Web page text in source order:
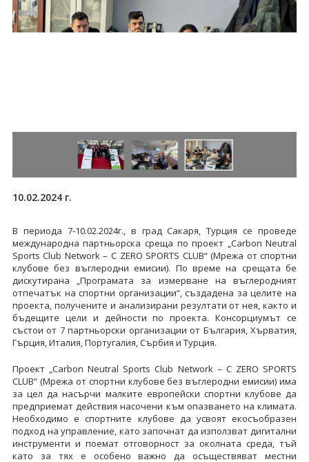
10.02.2024 г.
В периода 7-10.02.2024г., в град Сакаря, Турция се проведе
международна партньорска среща по проект „Carbon Neutral
Sports Club Network – C ZERO SPORTS CLUB“ (Мрежа от спортни
клубове без въглеродни емисии). По време на срещата бе
дискутирана „Програмата за измерване на въглеродният
отпечатък на спортни организации“, създадена за целите на
проекта, получените и анализирани резултати от нея, както и
бъдещите цели и дейности по проекта. Консорциумът се
състои от 7 партньорски организации от България, Хърватия,
Гърция, Италия, Португалия, Сърбия и Турция.
Проект „Carbon Neutral Sports Club Network – C ZERO SPORTS
CLUB“ (Мрежа от спортни клубове без въглеродни емисии) има
за цел да насърчи малките европейски спортни клубове да
предприемат действия насочени към опазването на климата.
Необходимо е спортните клубове да усвоят екосъобразен
подход на управление, като започнат да използват дигитални
инструменти и поемат отговорност за околната среда, тъй
като за тях е особено важно да осъществяват местни